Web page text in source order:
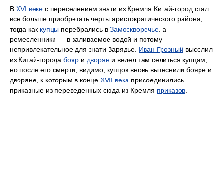
В XVI веке с переселением знати из Кремля Китай-город стал
все больше приобретать черты аристократического района,
тогда как купцы перебрались в Замоскворечье , а
ремесленники — в заливаемое водой и потому
непривлекательное для знати Зарядье. Иван Грозный выселил
из Китай-города бояр и дворян и велел там селиться купцам,
но после его смерти, видимо, купцов вновь вытеснили бояре и
дворяне, к которым в конце XVII века присоединились
приказные из переведенных сюда из Кремля приказов